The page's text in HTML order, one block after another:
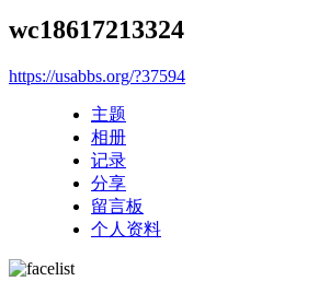
wc18617213324
https://usabbs.org/?37594
主题
相册
记录
分享
留言板
个人资料